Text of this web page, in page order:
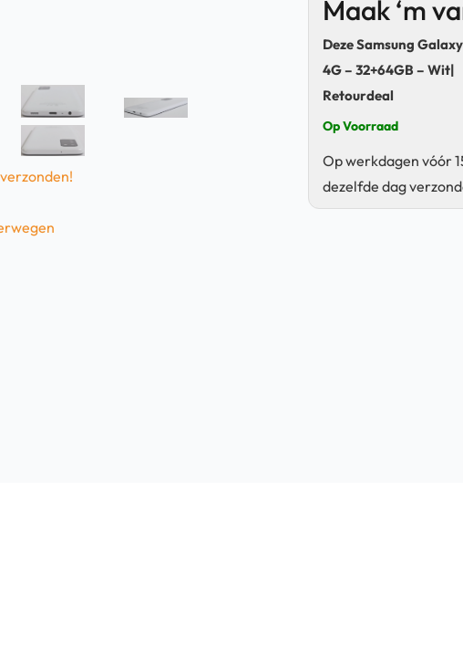
Maak ‘m
Deze Samsung
4G – 32+64GB – Wit|
Retourdeal
Op Voorraad
Op werkdagen vóór
dezelfde dag